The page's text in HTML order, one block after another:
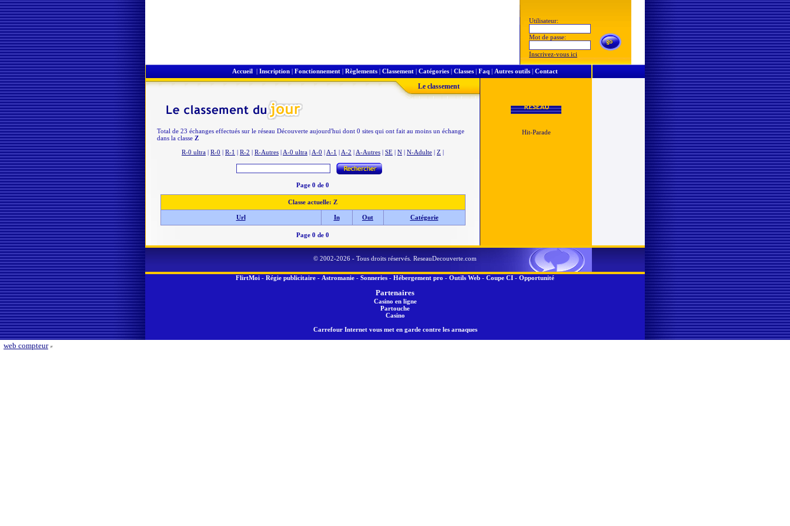
Utilisateur:
Mot de passe:
Inscrivez-vous ici
Accueil | Inscription | Fonctionnement | Règlements | Classement | Catégories | Classes | Faq | Autres outils | Contact
Le classement
Total de 23 échanges effectués sur le réseau Découverte aujourd'hui dont 0 sites qui ont fait au moins un échange
dans la classe Z
R-0 ultra | R-0 | R-1 | R-2 | R-Autres | A-0 ultra | A-0 | A-1 | A-2 | A-Autres | SE | N | N-Adulte | Z |
Page 0 de 0
Classe actuelle: Z
Url In Out Catégorie
Page 0 de 0
© 2002-2026 - Tous droits réservés. ReseauDecouverte.com
FlirtMoi - Régie publicitaire - Astromanie - Sonneries - Hébergement pro - Outils Web - Coupe CI - Opportunité
Partenaires
Casino en ligne
Partouche
Casino
Carrefour Internet vous met en garde contre les arnaques
web compteur